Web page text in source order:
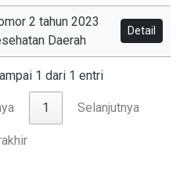
2 tahun 2023
Daerah
Detail
1 dari 1 entri
1 Selanjutnya